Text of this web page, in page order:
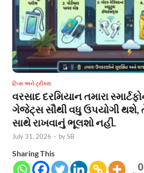
ટિપ્સ અને ટ્રીક્સ
વરસાદ દરમિયાન તમારા
ગેજેટ્સ સૌથી વધુ ઉપયોગી થશે,
સાથે રાખવાનું ભૂલશો નહીં.
July 31, 2026 - bySB
Sharing This
0